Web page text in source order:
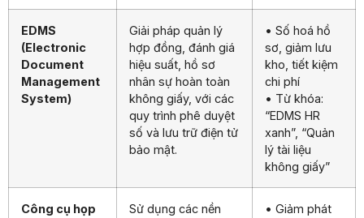
EDMS
(Electronic
Document
Management
System)
Giải pháp quản lý
hợp đồng, đánh giá
hiệu suất, hồ sơ
nhân sự hoàn toàn
không giấy, với các
quy trình phê duyệt
số và lưu trữ điện tử
bảo mật.
• Số hoá hồ
sơ, giảm lưu
kho, tiết kiệm
chi phí
• Từ khóa:
“EDMS HR
xanh”, “Quản
lý tài liệu
không giấy”
Công cụ họp
Sử dụng các nền
• Giảm phát